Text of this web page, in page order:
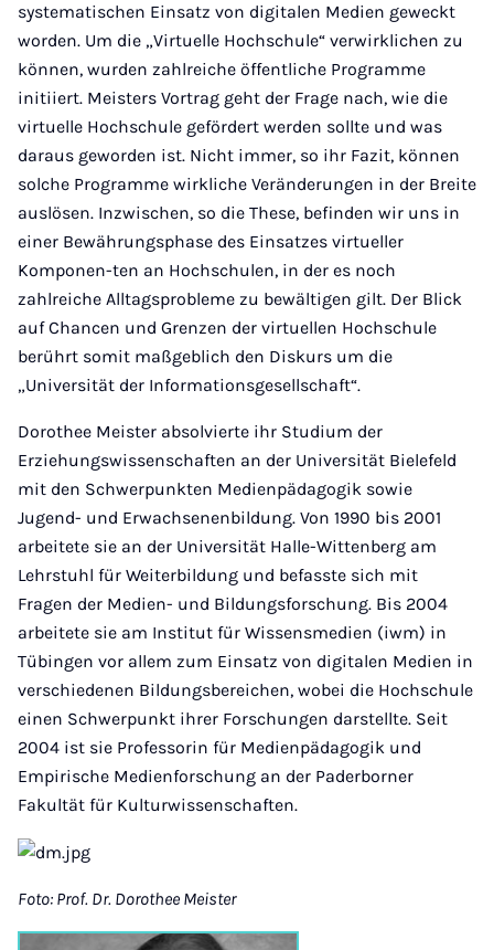
systematischen Einsatz von digitalen Medien geweckt
worden. Um die „Virtuelle Hochschule“ verwirklichen zu
können, wurden zahlreiche öffentliche Programme
initiiert. Meisters Vortrag geht der Frage nach, wie die
virtuelle Hochschule gefördert werden sollte und was
daraus geworden ist. Nicht immer, so ihr Fazit, können
solche Programme wirkliche Veränderungen in der Breite
auslösen. Inzwischen, so die These, befinden wir uns in
einer Bewährungsphase des Einsatzes virtueller
Komponen-ten an Hochschulen, in der es noch
zahlreiche Alltagsprobleme zu bewältigen gilt. Der Blick
auf Chancen und Grenzen der virtuellen Hochschule
berührt somit maßgeblich den Diskurs um die
„Universität der Informationsgesellschaft“.
Dorothee Meister absolvierte ihr Studium der
Erziehungswissenschaften an der Universität Bielefeld
mit den Schwerpunkten Medienpädagogik sowie
Jugend- und Erwachsenenbildung. Von 1990 bis 2001
arbeitete sie an der Universität Halle-Wittenberg am
Lehrstuhl für Weiterbildung und befasste sich mit
Fragen der Medien- und Bildungsforschung. Bis 2004
arbeitete sie am Institut für Wissensmedien (iwm) in
Tübingen vor allem zum Einsatz von digitalen Medien in
verschiedenen Bildungsbereichen, wobei die Hochschule
einen Schwerpunkt ihrer Forschungen darstellte. Seit
2004 ist sie Professorin für Medienpädagogik und
Empirische Medienforschung an der Paderborner
Fakultät für Kulturwissenschaften.
Foto: Prof. Dr. Dorothee Meister